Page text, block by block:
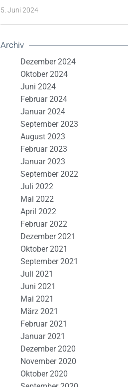
5. Juni 2024
Archiv
Dezember 2024
Oktober 2024
Juni 2024
Februar 2024
Januar 2024
September 2023
August 2023
Februar 2023
Januar 2023
September 2022
Juli 2022
Mai 2022
April 2022
Februar 2022
Dezember 2021
Oktober 2021
September 2021
Juli 2021
Juni 2021
Mai 2021
März 2021
Februar 2021
Januar 2021
Dezember 2020
November 2020
Oktober 2020